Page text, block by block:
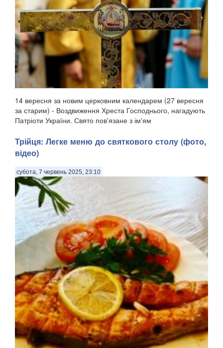
14 вересня за новим церковним календарем (27 вересня
за старим) - Воздвиження Хреста Господнього, нагадують
Патріоти України. Свято пов'язане з ім'ям
яка, згідно з церковним переказом, відшукала Хр...
Трійця: Легке меню до святкового столу (фото,
відео)
субота, 7 червень 2025, 23:10